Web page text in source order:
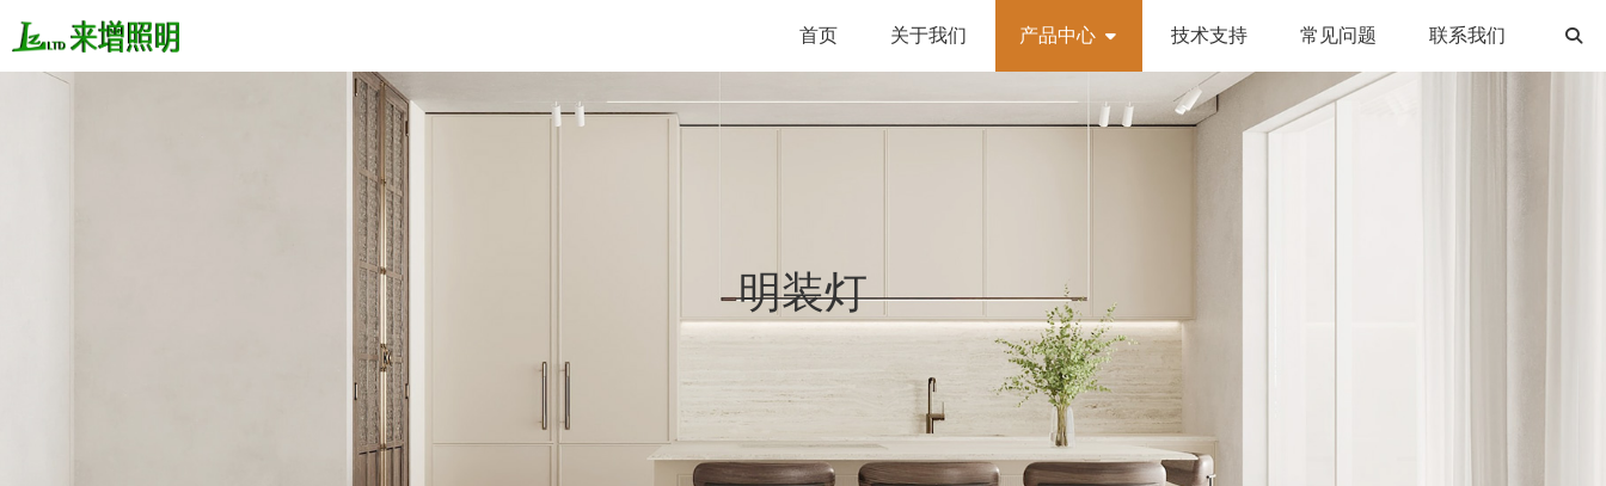
首页 关于我们 产品中心 技术支持 常见问题 联系我们
明装灯